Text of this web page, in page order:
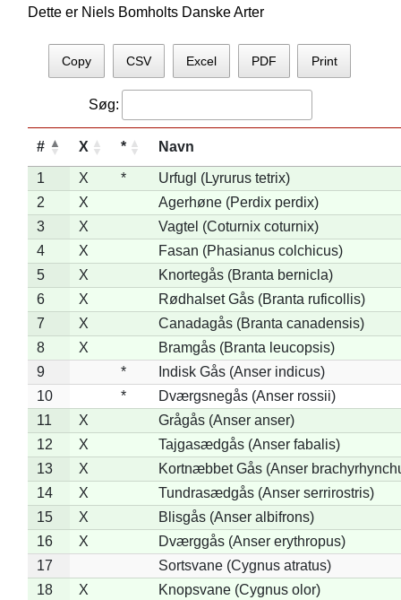
Dette er Niels Bomholts Danske Arter
Copy CSV Excel PDF Print
Søg:
# X * Navn
1 X *
Urfugl (Lyrurus tetrix)
2
X
Agerhøne (Perdix perdix)
3
X
Vagtel (Coturnix coturnix)
4
X
Fasan (Phasianus colchicus)
5
X
Knortegås (Branta bernicla)
6
X
Rødhalset Gås (Branta ruficollis)
7
X
Canadagås (Branta canadensis)
8
X
Bramgås (Branta leucopsis)
9
*
Indisk Gås (Anser indicus)
10
*
Dværgsnegås (Anser rossii)
11
X
Grågås (Anser anser)
12
X
Tajgasædgås (Anser fabalis)
13
X
Kortnæbbet Gås (Anser
14
X
Tundrasædgås (Anser serrirostris)
15
X
Blisgås (Anser albifrons)
16
X
Dværggås (Anser erythropus)
17
Sortsvane (Cygnus atratus)
18
X
Knopsvane (Cygnus olor)